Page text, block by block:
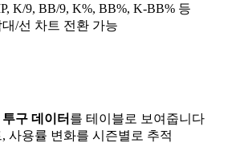
K/9, BB/9, K%, BB%, K-BB% 등
/선 차트 전환 가능
구 데이터 를 테이블로 보여줍니다
사용률 변화를 시즌별로 추적